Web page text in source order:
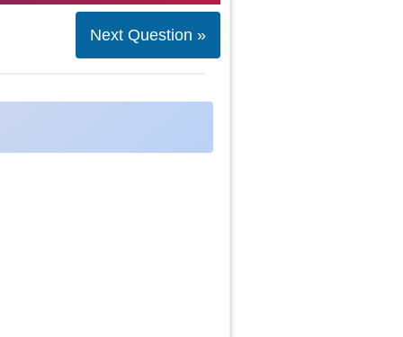
Next Question »